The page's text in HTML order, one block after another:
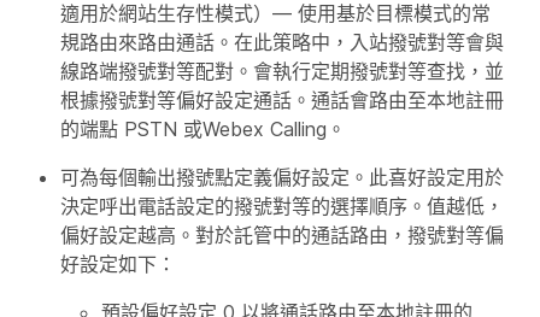
適用於網站生存性模式）— 使用基於目標模式的常
規路由來路由通話。在此策略中，入站撥號對等會與
線路端撥號對等配對。會執行定期撥號對等查找，並
根據撥號對等偏好設定通話。通話會路由至本地註冊
的端點 PSTN 或Webex Calling。
可為每個輸出撥號點定義偏好設定。此喜好設定用於
決定呼出電話設定的撥號對等的選擇順序。值越低，
偏好設定越高。對於託管中的通話路由，撥號對等偏
好設定如下：